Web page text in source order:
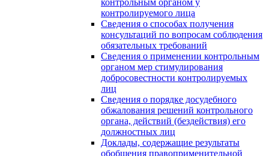
контролируемого лица
Сведения о способах получения
консультаций по вопросам соблюдения
обязательных требований
Сведения о применении контрольным
органом мер стимулирования
добросовестности контролируемых
лиц
Сведения о порядке досудебного
обжалования решений контрольного
органа, действий (бездействия) его
должностных лиц
Доклады, содержащие результаты
обобщения правоприменительной